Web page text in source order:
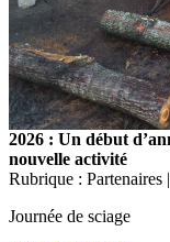
2026 : Un début
nouvelle activité
Rubrique : Partenaires
Journée de sciage